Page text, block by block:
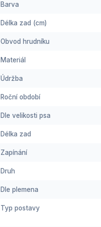
Barva
Délka zad (cm)
Obvod hrudníku
Materiál
Údržba
Roční období
Dle velikosti psa
Délka zad
Zapínání
Druh
Dle plemena
Typ postavy